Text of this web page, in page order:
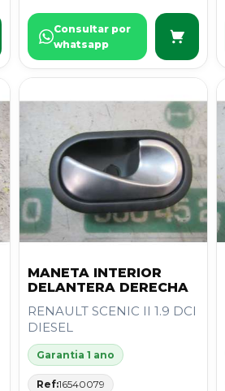
Consultar por
whatsapp
MANETA INTERIOR
DELANTERA DERECHA
RENAULT SCENIC II 1.9 DCI
DIESEL
Garantia 1 ano
Ref:16540079